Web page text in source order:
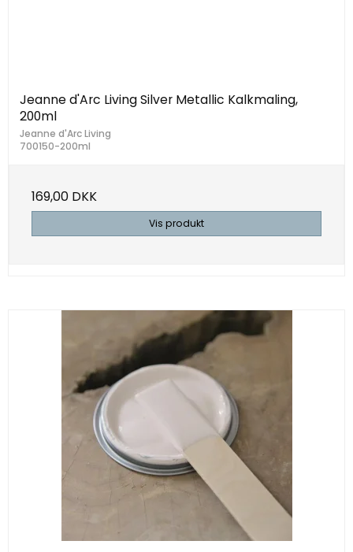
Jeanne d'Arc Living Silver Metallic Kalkmaling,
200ml
Jeanne d'Arc Living
700150-200ml
169,00 DKK
Vis produkt